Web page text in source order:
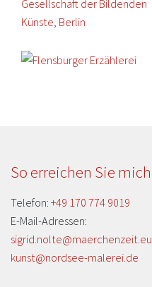
So erreichen Sie mich
Telefon: +49 170 774 9019
E-Mail-Adressen:
sigrid.nolte@maerchenzeit.eu
kunst@nordsee-malerei.de